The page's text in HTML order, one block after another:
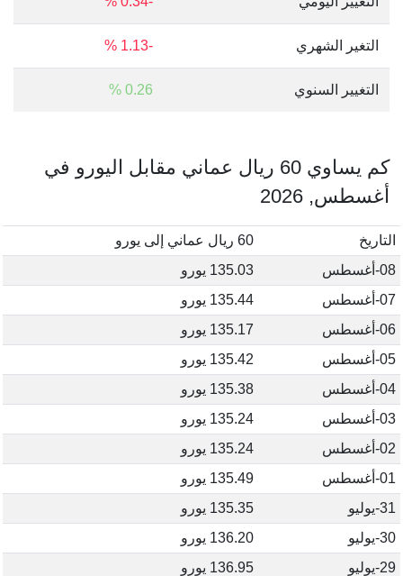
التغير الشهري -1.13 %
التغيير السنوي 0.26 %
كم يساوي 60 ريال عماني مقابل اليورو في
أغسطس, 2026
التاريخ
60 ريال عماني إلى يورو
08-أغسطس
135.03 يورو
07-أغسطس
135.44 يورو
06-أغسطس
135.17 يورو
05-أغسطس
135.42 يورو
04-أغسطس
135.38 يورو
03-أغسطس
135.24 يورو
02-أغسطس
135.24 يورو
01-أغسطس
135.49 يورو
31-يوليو
135.35 يورو
30-يوليو
136.20 يورو
29-يوليو
136.95 يورو